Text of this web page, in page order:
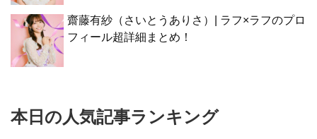
齋藤有紗（さいとうありさ）| ラフ×ラフのプロ
フィール超詳細まとめ！
本日の人気記事ランキング